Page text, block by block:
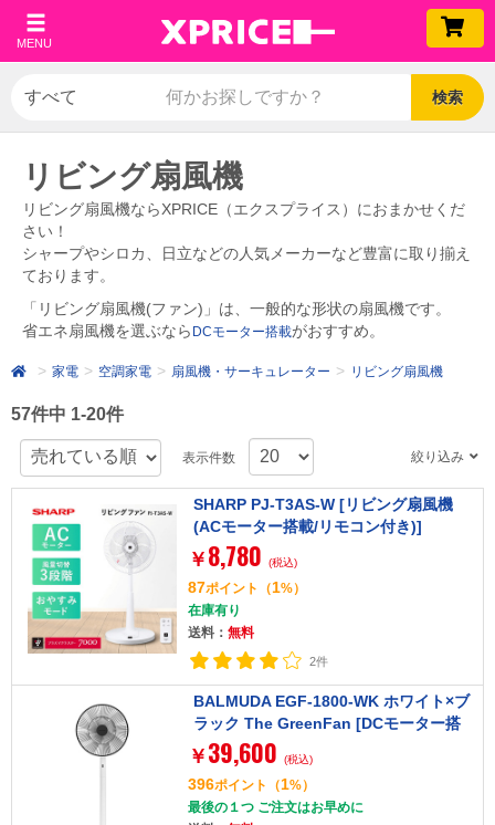
MENU
検索
リビング扇風機
リビング扇風機ならXPRICE（エクスプライス）におまかせくだ
さい！
シャープやシロカ、日立などの人気メーカーなど豊富に取り揃え
ております。
「リビング扇風機(ファン)」は、一般的な形状の扇風機です。
省エネ扇風機を選ぶなら DCモーター搭載がおすすめ。
家電 空調家電 扇風機・サーキュレーター リビング扇風機
57件中 1-20件
表示件数 絞り込み
SHARP PJ-T3AS-W [リビング扇風機
(ACモーター搭載/リモコン付き)]
￥ 8,780 (税込)
87ポイント （1%）
在庫有り
送料： 無料
2件
BALMUDA EGF-1800-WK ホワイト×ブ
ラック The GreenFan [DCモーター搭
載 リビング扇風機]
￥ 39,600 (税込)
396ポイント （1%）
最後の１つ ご注文はお早めに